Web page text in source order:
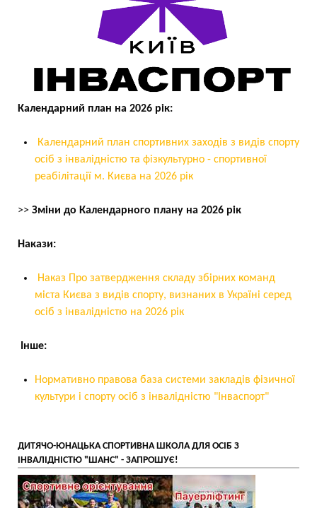
Календарний план на 2026 рік:
Календарний план спортивних заходів з видів спорту
осіб з інвалідністю та фізкультурно - спортивної
реабілітації м. Києва на 2026 рік
>> Зміни до Календарного плану на 2026 рік
Накази:
Наказ Про затвердження складу збірних команд
міста Києва з видів спорту, визнаних в Україні серед
осіб з інвалідністю на 2026 рік
Інше:
Нормативно правова база системи закладів фізичної
культури і спорту осіб з інвалідністю "Інваспорт"
ДИТЯЧО-ЮНАЦЬКА СПОРТИВНА ШКОЛА ДЛЯ ОСІБ З
ІНВАЛІДНІСТЮ "ШАНС" - ЗАПРОШУЄ!